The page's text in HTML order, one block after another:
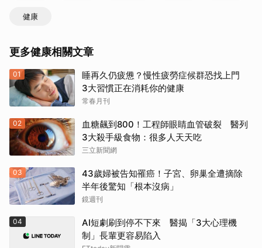
健康
更多健康相關文章
01
睡再久仍疲憊？慢性疲勞症候群恐找上門
3大習慣正在消耗你的健康
常春月刊
02
血糖飆到800！工程師眼睛血管破裂 醫列
3大殺手級食物：很多人天天吃
三立新聞網
03
43歲婦被告知罹癌！子宮、卵巢全遭摘除
半年後驚知「根本沒病」
鏡週刊
04
AI短劇刷到停不下來 醫揭「3大心理機
制」長輩更容易陷入